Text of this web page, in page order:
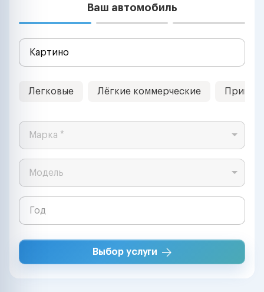
Ваш автомобиль
Легковые Лёгкие коммерческие
Марка *
Модель
Выбор услуги